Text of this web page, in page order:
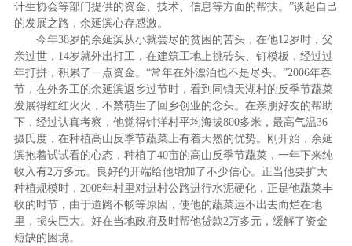
计生协会等部门提供的资金、技术、信息等方面的帮扶。”谈起自己
的发展之路，余延滨心存感激。
今年38岁的余延滨从小就尝尽的贫困的苦头，在他12岁时，父
亲过世，14岁就外出打工，在建筑工地上挑砖头、钉模板，经过过
年打拼，积累了一点资金。“常年在外漂泊也不是尽头。”2006年春
节，在外务工的余延滨返乡过节时，看到同镇天湖村的反季节蔬菜
发展得红红火火，不禁萌生了回乡创业的念头。在亲朋好友的帮助
下，经过认真考察，他觉得钟洋村平均海拔800多米，最高气温36
摄氏度，在种植高山反季节蔬菜上有着天然的优势。刚开始，余延
滨抱着试试看的心态，种植了40亩的高山反季节蔬菜，一年下来纯
收入有2万多元。良好的开端给他增加了不少信心。正当他要扩大
种植规模时，2008年村里对进村公路进行水泥硬化，正是他蔬菜丰
收的时节，由于道路不畅等原因，使他的蔬菜运不出去而烂在地
里，损失巨大。好在当地政府及时帮他贷款2万多元，缓解了资金
短缺的困境。